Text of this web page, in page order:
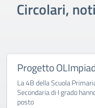
Circolari,
Progetto
La 4B della Scuola
Secondaria di I grado
posto